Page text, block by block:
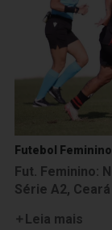
Futebol Feminino
Fut. Feminino:
Série A2,
Leia mais